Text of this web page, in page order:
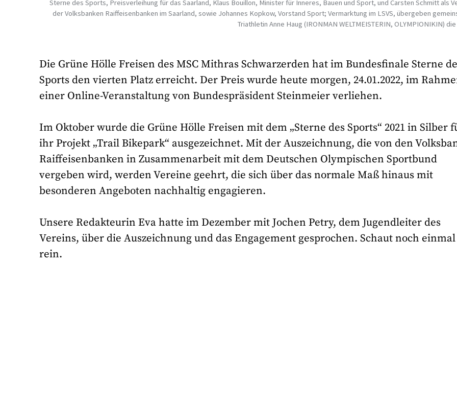
Sterne des Sports, Preisverleihung für das Saarland, Klaus Bouillon, Minister für Inneres, Bauen und Sport, und Carsten Schmitt als
der Volksbanken Raiffeisenbanken im Saarland, sowie Johannes Kopkow, Vorstand Sport; Vermarktung im LSVS, übergeben
Triathletin Anne Haug (IRONMAN WELTMEISTERIN, OLYMPIONIKIN)
Die Grüne Hölle Freisen des MSC Mithras Schwarzerden hat im Bundesfinale Sterne
Sports den vierten Platz erreicht. Der Preis wurde heute morgen, 24.01.2022, im
einer Online-Veranstaltung von Bundespräsident Steinmeier verliehen.
Im Oktober wurde die Grüne Hölle Freisen mit dem „Sterne des Sports“ 2021 in Silber
ihr Projekt „Trail Bikepark“ ausgezeichnet. Mit der Auszeichnung, die von den
Raiffeisenbanken in Zusammenarbeit mit dem Deutschen Olympischen Sportbund
vergeben wird, werden Vereine geehrt, die sich über das normale Maß hinaus mit
besonderen Angeboten nachhaltig engagieren.
Unsere Redakteurin Eva hatte im Dezember mit Jochen Petry, dem Jugendleiter des
Vereins, über die Auszeichnung und das Engagement gesprochen. Schaut noch einmal
rein.